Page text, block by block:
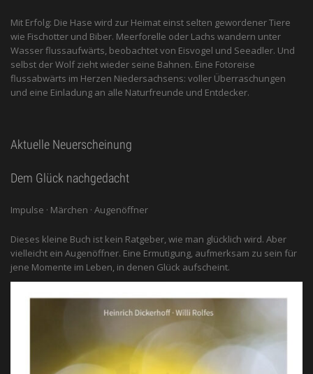
Mit Erfolg: Die Hase wird zur Heimat einst selten gewordener Tiere
wie Fischotter und Biber. Meerforelle oder Lachs wandern unter
Wasser flussaufwärts, beobachtet von Eis­vogel und See­adler. Und
selbst der Wolf zieht wieder seine Bahnen. Eine Fotoreise
flussabwärts im Herzen Niedersachsens: voller Überraschungen
und eine Einladung an alle ­Naturfreunde und Entdecker.
Aktuelle Neuerscheinung
Dem Glück nachgedacht
Impulse · Märchen · Augenöffner
Dieses kleine Buch ist kein Ratgeber, wie man glücklich wird. Aber
vielleicht ein Augenöffner. Eine Ermutigung, aufmerksam zu sein für
jene Momente im Leben, in denen Glück aufscheint.